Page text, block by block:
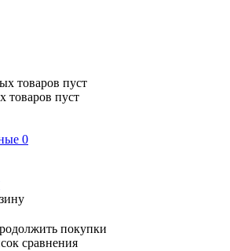
товаров пуст
товаров пуст
0
покупки
сравнения